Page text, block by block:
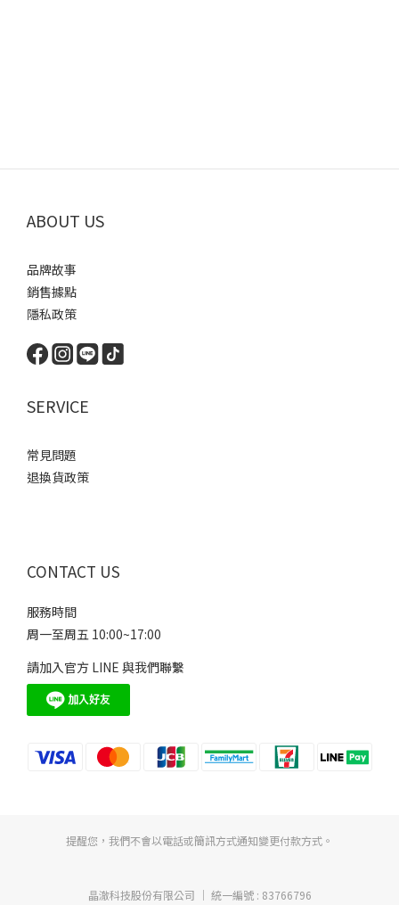
ABOUT US
品牌故事
銷售據點
隱私政策
SERVICE
常見問題
退換貨政策
CONTACT US
服務時間
周一至周五 10:00~17:00
請加入官方 LINE 與我們聯繫
提醒您，我們不會以電話或簡訊方式通知變更付款方式。
晶澈科技股份有限公司 │ 統一編號 : 83766796